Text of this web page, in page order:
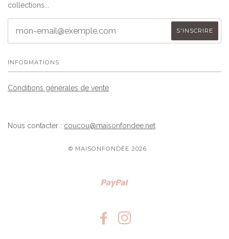
collections...
INFORMATIONS
Conditions générales de vente
Nous contacter : coucou@maisonfondee.net
© MAISONFONDÉE 2026
FACEBOOK